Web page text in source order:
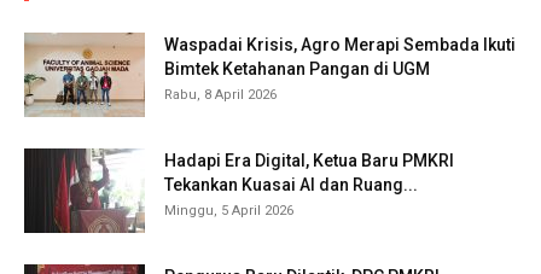
Waspadai Krisis, Agro Merapi Sembada Ikuti
Bimtek Ketahanan Pangan di UGM
Rabu, 8 April 2026
Hadapi Era Digital, Ketua Baru PMKRI
Tekankan Kuasai AI dan Ruang...
Minggu, 5 April 2026